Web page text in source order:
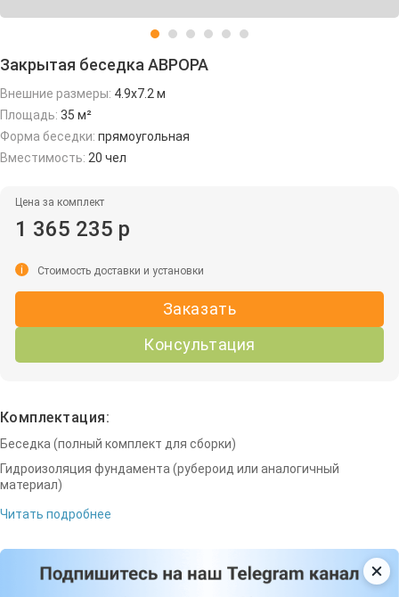
Закрытая беседка АВРОРА
Внешние размеры: 4.9х7.2 м
Площадь: 35 м²
Форма беседки: прямоугольная
Вместимость: 20 чел
Цена за комплект
1 365 235 р
Заказать
Консультация
i Стоимость доставки и установки
Комплектация:
Беседка (полный комплект для сборки)
Гидроизоляция фундамента (рубероид или аналогичный
материал)
Читать подробнее